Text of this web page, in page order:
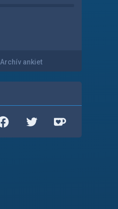
Archív ankiet